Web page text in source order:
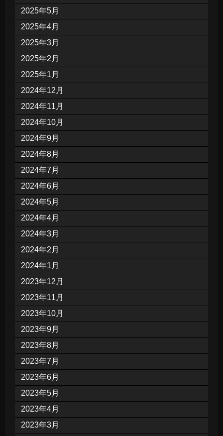
2025年5月
2025年4月
2025年3月
2025年2月
2025年1月
2024年12月
2024年11月
2024年10月
2024年9月
2024年8月
2024年7月
2024年6月
2024年5月
2024年4月
2024年3月
2024年2月
2024年1月
2023年12月
2023年11月
2023年10月
2023年9月
2023年8月
2023年7月
2023年6月
2023年5月
2023年4月
2023年3月